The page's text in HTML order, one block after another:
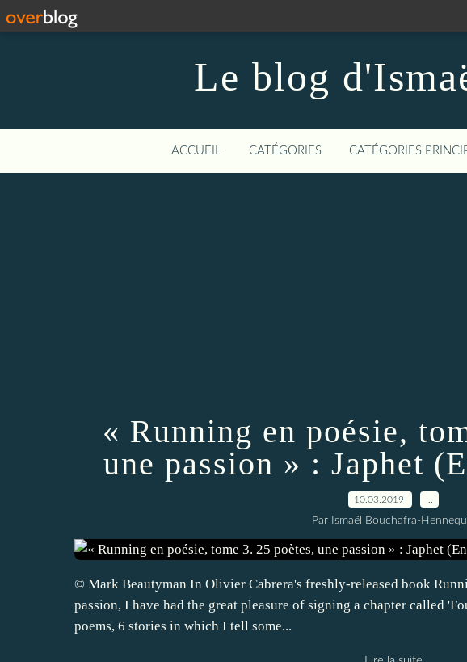
Le blog
ACCUEIL CATÉGORIES CATÉGORIES
« Running en poésie,
une passion » : Japhet
10.03.2019
Par Ismaël Bouchafra-
© Mark Beautyman In Olivier Cabrera's freshly-released book
passion, I have had the great pleasure of signing a chapter called
poems, 6 stories in which I tell some...